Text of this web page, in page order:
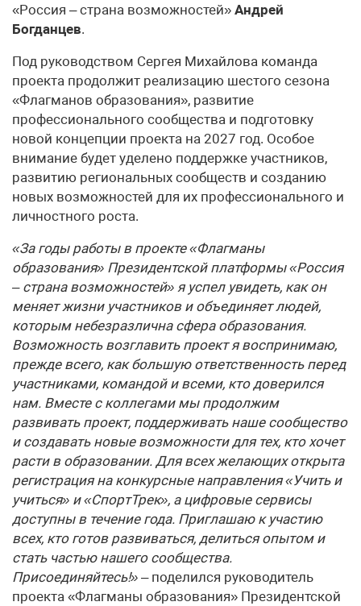
«Россия – страна возможностей» Андрей
Богданцев.
Под руководством Сергея Михайлова команда
проекта продолжит реализацию шестого сезона
«Флагманов образования», развитие
профессионального сообщества и подготовку
новой концепции проекта на 2027 год. Особое
внимание будет уделено поддержке участников,
развитию региональных сообществ и созданию
новых возможностей для их профессионального и
личностного роста.
«За годы работы в проекте «Флагманы
образования» Президентской платформы «Россия
– страна возможностей» я успел увидеть, как он
меняет жизни участников и объединяет людей,
которым небезразлична сфера образования.
Возможность возглавить проект я воспринимаю,
прежде всего, как большую ответственность перед
участниками, командой и всеми, кто доверился
нам. Вместе с коллегами мы продолжим
развивать проект, поддерживать наше сообщество
и создавать новые возможности для тех, кто хочет
расти в образовании. Для всех желающих открыта
регистрация на конкурсные направления «Учить и
учиться» и «СпортТрек», а цифровые сервисы
доступны в течение года. Приглашаю к участию
всех, кто готов развиваться, делиться опытом и
стать частью нашего сообщества.
Присоединяйтесь!» – поделился руководитель
проекта «Флагманы образования» Президентской